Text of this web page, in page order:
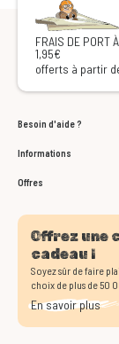
FRAIS DE PORT
1,95€
offerts à partir
Besoin d'aide ?
Informations
Offres
Offrez une
cadeau !
Soyez sûr de faire
choix de plus de 50
En savoir plus